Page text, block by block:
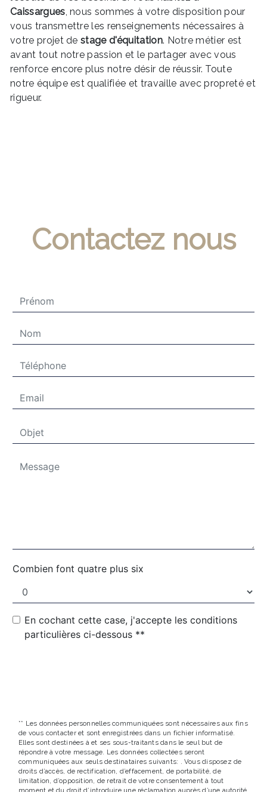
Caissargues, nous sommes à votre disposition pour
vous transmettre les renseignements nécessaires à
votre projet destage d'équitation. Notre métier est
avant tout notre passion et le partager avec vous
renforce encore plus notre désir de réussir. Toute
notre équipe est qualifiée et travaille avec propreté et
rigueur.
Contactez nous
Combien font quatre plus six
En cochant cette case, j'accepte les conditions
particulières ci-dessous **
** Les données personnelles communiquées sont nécessaires aux fins
de vous contacter et sont enregistrées dans un fichier informatisé.
Elles sont destinées à et ses sous-traitants dans le seul but de
répondre à votre message. Les données collectées seront
communiquées aux seuls destinataires suivants: . Vous disposez de
droits d’accès, de rectification, d’effacement, de portabilité, de
limitation, d’opposition, de retrait de votre consentement à tout
moment et du droit d’introduire une réclamation auprès d’une autorité